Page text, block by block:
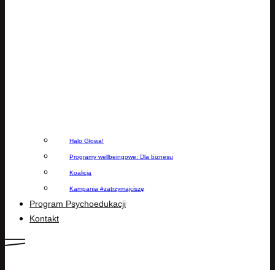
Halo Głowa!
Programy wellbeingowe: Dla biznesu
Koalicja
Kampania #zatrzymajciszę
Program Psychoedukacji
Kontakt